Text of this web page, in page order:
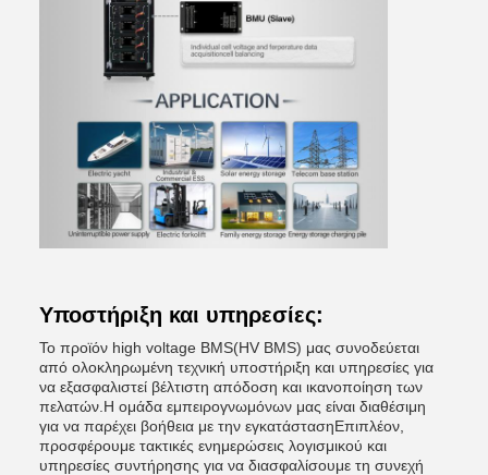
Υποστήριξη και υπηρεσίες:
Το προϊόν high voltage BMS(HV BMS) μας συνοδεύεται
από ολοκληρωμένη τεχνική υποστήριξη και υπηρεσίες για
να εξασφαλιστεί βέλτιστη απόδοση και ικανοποίηση των
πελατών.Η ομάδα εμπειρογνωμόνων μας είναι διαθέσιμη
για να παρέχει βοήθεια με την εγκατάστασηΕπιπλέον,
προσφέρουμε τακτικές ενημερώσεις λογισμικού και
υπηρεσίες συντήρησης για να διασφαλίσουμε τη συνεχή